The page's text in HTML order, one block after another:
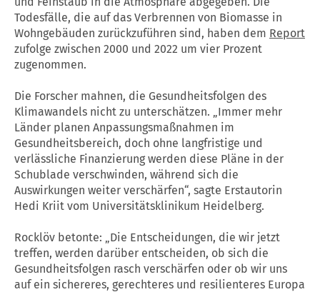
Todesfälle, die auf das Verbrennen von Biomasse in
Wohngebäuden zurückzuführen sind, haben dem Report
zufolge zwischen 2000 und 2022 um vier Prozent
zugenommen.
Die Forscher mahnen, die Gesundheitsfolgen des
Klimawandels nicht zu unterschätzen. „Immer mehr
Länder planen Anpassungsmaßnahmen im
Gesundheitsbereich, doch ohne langfristige und
verlässliche Finanzierung werden diese Pläne in der
Schublade verschwinden, während sich die
Auswirkungen weiter verschärfen“, sagte Erstautorin
Hedi Kriit vom Universitätsklinikum Heidelberg.
Rocklöv betonte: „Die Entscheidungen, die wir jetzt
treffen, werden darüber entscheiden, ob sich die
Gesundheitsfolgen rasch verschärfen oder ob wir uns
auf ein sichereres, gerechteres und resilienteres Europa